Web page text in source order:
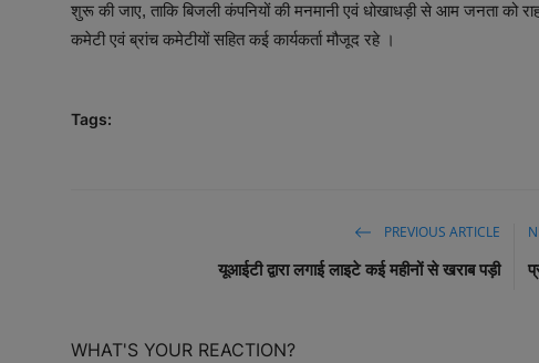
शुरू की जाए, ताकि बिजली कंपनियों की मनमानी एवं धोखाधड़ी से आम जनता को
कमेटी एवं ब्रांच कमेटीयों सहित कई कार्यकर्ता मौजूद रहे ।
Tags:
PREVIOUS ARTICLE
यूआईटी द्वारा लगाई लाइटे कई महीनों से खराब पड़ी
WHAT'S YOUR REACTION?